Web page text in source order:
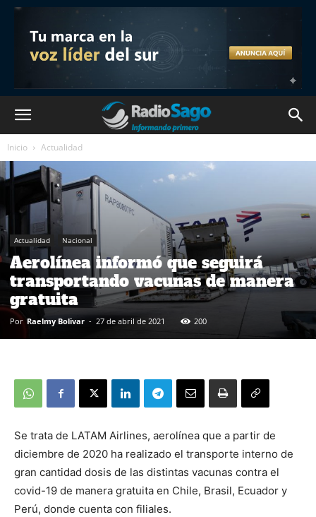
Inicio Actualidad
Actualidad Nacional
Aerolínea informó que seguirá
transportando vacunas de manera
gratuita
Por Raelmy Bolivar - 27 de abril de 2021 200
Se trata de LATAM Airlines, aerolínea que a partir de
diciembre de 2020 ha realizado el transporte interno de
gran cantidad dosis de las distintas vacunas contra el
covid-19 de manera gratuita en Chile, Brasil, Ecuador y
Perú, donde cuenta con filiales.